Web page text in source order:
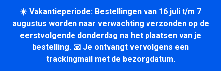
☀️ Vakantieperiode: Bestellingen van 16 juli t/m 7
augustus worden naar verwachting verzonden op de
eerstvolgende donderdag na het plaatsen van je
bestelling. 📧 Je ontvangt vervolgens een
trackingmail met de bezorgdatum.